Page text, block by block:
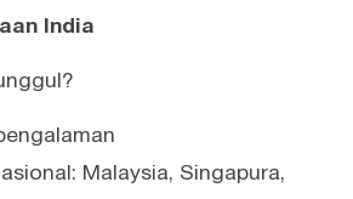
India
Malaysia, Singapura,